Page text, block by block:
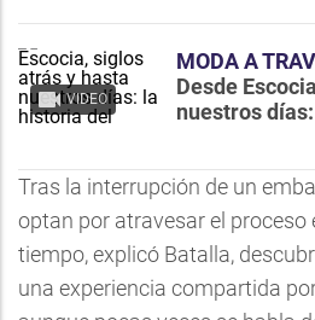
VIDEO
MODA A
Desde
nuestros
Tras la interrupción de un
optan por atravesar el proceso
tiempo, explicó Batalla,
una experiencia compartida